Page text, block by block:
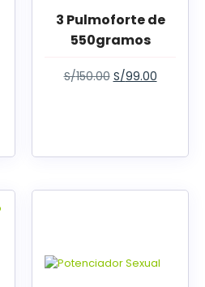
3 Pulmoforte de
550gramos
S/150.00 S/99.00